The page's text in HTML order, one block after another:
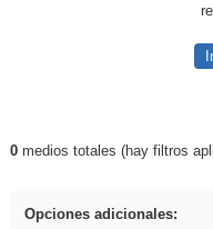
Resultados de:
0medios totales (hay filtros
Opciones adicionales: